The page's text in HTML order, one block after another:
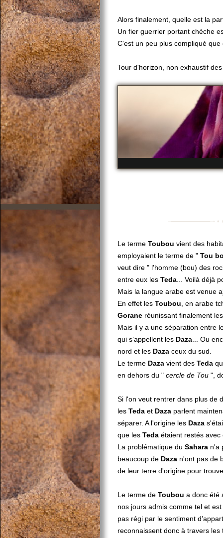
Alors finalement, quelle est la
Un fier guerrier portant chèche
C'est un peu plus compliqué
Tour d'horizon, non exhaustif
Le terme Toubou vient des
employaient le terme de " Tou
veut dire " l'homme (bou) des
entre eux les Teda ... Voilà déjà
Mais la langue arabe est venue
En effet les Toubou , en arabe
Gorane réunissant finalement
Mais il y a une séparation entre
qui s’appellent les Daza ... Ou
nord et les Daza ceux du sud.
Le terme Daza vient des Teda
en dehors du " cercle de Tou ",
Si l'on veut rentrer dans plus de
les Teda et Daza parlent
séparer. A l'origine les Daza
que les Teda étaient restés
La problématique du Sahara n'a
beaucoup de Daza n'ont pas de
de leur terre d'origine pour
Le terme de Toubou a donc été
nos jours admis comme tel et
pas régi par le sentiment
reconnaissent donc à travers les